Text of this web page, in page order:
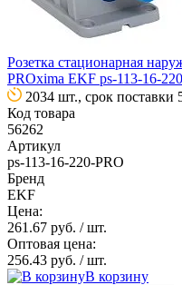
Розетка стационарная
PROxima EKF ps-113-16-
2034 шт., срок поставки
Код товара
56262
Артикул
ps-113-16-220-PRO
Бренд
EKF
Цена:
261.67 руб. / шт.
Оптовая цена:
256.43 руб. / шт.
В корзину